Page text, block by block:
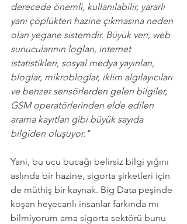
derecede önemli, kullanılabilir, yararlı
yani çöplükten hazine çıkmasına neden
olan yegane sistemdir. Büyük veri; web
sunucularının logları, internet
istatistikleri, sosyal medya yayınları,
bloglar, mikrobloglar, iklim algılayıcıları
ve benzer sensörlerden gelen bilgiler,
GSM operatörlerinden elde edilen
arama kayıtları gibi büyük sayıda
bilgiden oluşuyor."
Yani, bu ucu bucağı belirsiz bilgi yığını
aslında bir hazine, sigorta şirketleri için
de müthiş bir kaynak. Big Data peşinde
koşan heyecanlı insanlar farkında mı
bilmiyorum ama sigorta sektörü bunu